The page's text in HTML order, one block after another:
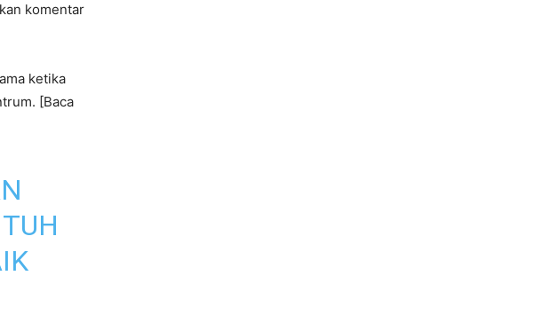
komentar
ketika
[Baca